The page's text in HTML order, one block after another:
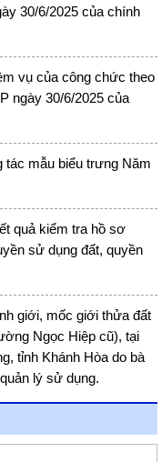
30/6/2025 của chính
vụ của công chức theo
ngày 30/6/2025 của
tác mẫu biểu trưng Năm
quả kiểm tra hồ sơ
sử dụng đất, quyền
giới, mốc giới thửa đất
Ngọc Hiệp cũ), tại
tỉnh Khánh Hòa do bà
lý sử dụng.